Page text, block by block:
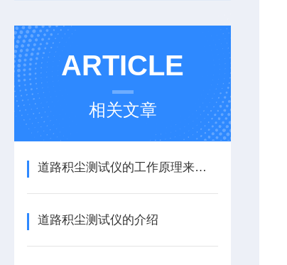
ARTICLE
相关文章
道路积尘测试仪的工作原理来了解下
道路积尘测试仪的介绍